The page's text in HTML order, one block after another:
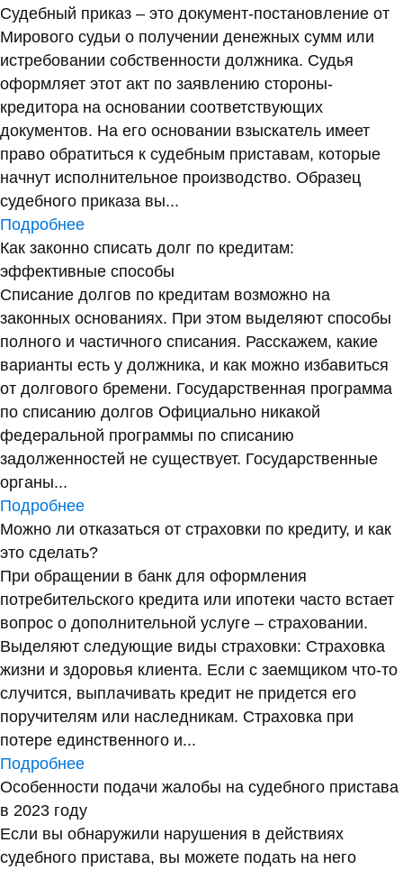
Судебный приказ – это документ-постановление от
Мирового судьи о получении денежных сумм или
истребовании собственности должника. Судья
оформляет этот акт по заявлению стороны-
кредитора на основании соответствующих
документов. На его основании взыскатель имеет
право обратиться к судебным приставам, которые
начнут исполнительное производство. Образец
судебного приказа вы...
Подробнее
Как законно списать долг по кредитам:
эффективные способы
Списание долгов по кредитам возможно на
законных основаниях. При этом выделяют способы
полного и частичного списания. Расскажем, какие
варианты есть у должника, и как можно избавиться
от долгового бремени. Государственная программа
по списанию долгов Официально никакой
федеральной программы по списанию
задолженностей не существует. Государственные
органы...
Подробнее
Можно ли отказаться от страховки по кредиту, и как
это сделать?
При обращении в банк для оформления
потребительского кредита или ипотеки часто встает
вопрос о дополнительной услуге – страховании.
Выделяют следующие виды страховки: Страховка
жизни и здоровья клиента. Если с заемщиком что-то
случится, выплачивать кредит не придется его
поручителям или наследникам. Страховка при
потере единственного и...
Подробнее
Особенности подачи жалобы на судебного пристава
в 2023 году
Если вы обнаружили нарушения в действиях
судебного пристава, вы можете подать на него